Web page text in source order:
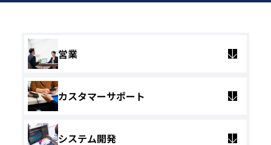
営業
カスタマーサポート
システム開発